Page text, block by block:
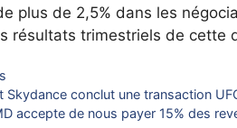
plus de 2,5% dans les
résultats trimestriels de cette
Skydance conclut une transaction
accepte de nous payer 15% des